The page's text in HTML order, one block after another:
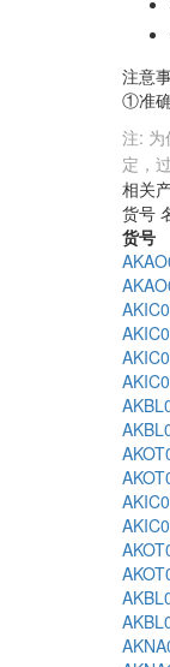
注意
①准确
注: 为
定，
相关
货号
货号